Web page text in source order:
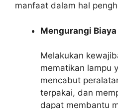
manfaat dalam hal
Mengurangi
Melakukan
mematikan lampu
mencabut
terpakai, dan
dapat membantu